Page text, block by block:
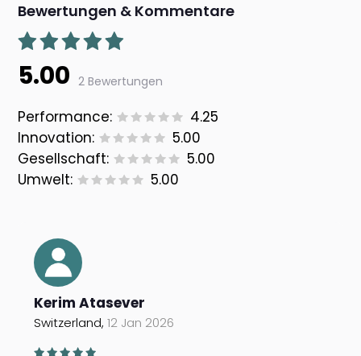
Bewertungen & Kommentare
5.00 2 Bewertungen
Performance:
4.25
Innovation:
5.00
Gesellschaft:
5.00
Umwelt:
5.00
Kerim Atasever
Switzerland,12 Jan 2026